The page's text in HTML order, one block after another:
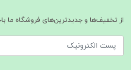
از تخفیف‌ها و جدیدترین‌های فروشگاه ما